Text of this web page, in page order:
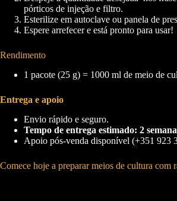
pórticos de injeção e filtro.
Esterilize em autoclave ou panela de
Espere arrefecer e está pronto para usar!
Rendimento
1 pacote (25 g) = 1000 ml de meio de
Entrega e apoio
Envio rápido e seguro.
Tempo de entrega estimado: 2
Apoio pós-venda disponível (+351 923
Comece hoje a preparar meios de cultura com
do site.
Para que
possamos
melhorar a
e estrutura do
na forma
como o site é
utilizado.